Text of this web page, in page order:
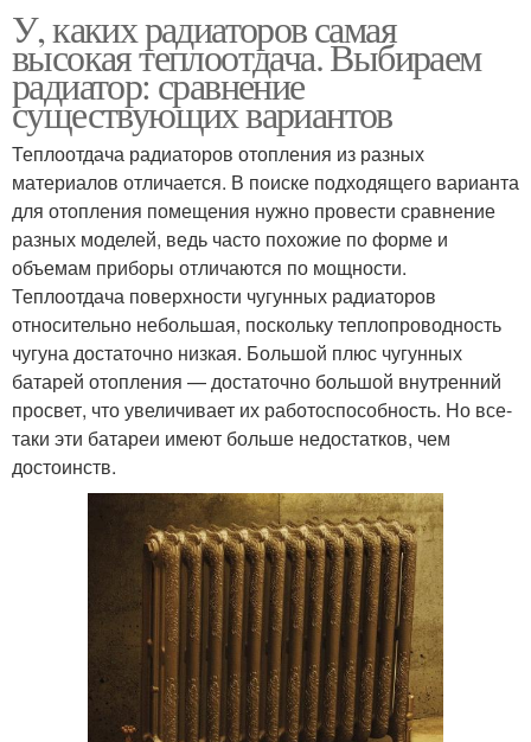
У, каких радиаторов самая
высокая теплоотдача. Выбираем
радиатор: сравнение
существующих вариантов
Теплоотдача радиаторов отопления из разных
материалов отличается. В поиске подходящего варианта
для отопления помещения нужно провести сравнение
разных моделей, ведь часто похожие по форме и
объемам приборы отличаются по мощности.
Теплоотдача поверхности чугунных радиаторов
относительно небольшая, поскольку теплопроводность
чугуна достаточно низкая. Большой плюс чугунных
батарей отопления — достаточно большой внутренний
просвет, что увеличивает их работоспособность. Но все-
таки эти батареи имеют больше недостатков, чем
достоинств.